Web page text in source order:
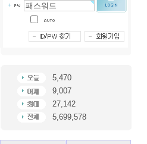
5,470
9,007
27,142
5,699,578